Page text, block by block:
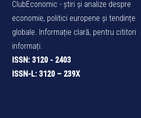
ClubEconomic - știri și analize despre
economie, politici europene și tendințe
globale. Informație clară, pentru cititori
informați.
ISSN: 3120 - 2403
ISSN-L: 3120 – 239X